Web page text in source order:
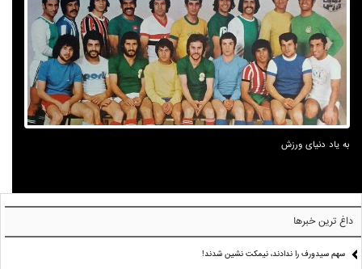
به یاد دنیای ورزش
داغ ترین خبرها
سهم سیدورف را ندادند، نیمکت نشین شدند!